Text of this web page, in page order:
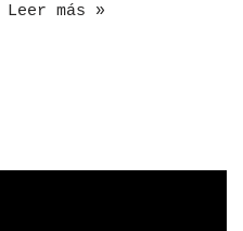
Leer más »